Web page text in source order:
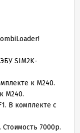
SIM2K-
к М240.
М240.
В комплекте с
Стоимость 7000р.